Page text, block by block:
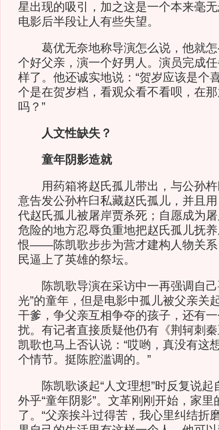
星出现的吸引，加之这是一个本来毫
电影后半段让人有些失望。
葛优无奈地称导演怎么说，他就怎
个好父亲，演一个好男人。演员完成
样了。他还诚实地说：“贺岁应该是个
个是在贺岁档，看观众看不看呗，在
吗？”
人文性缺失？
童年阴影造就
用药箱将赵氏孤儿带出，与公孙杵
意告发公孙杵臼私藏赵氏孤儿，并且
代赵氏孤儿被屠岸贾杀死；自愿成为
危险的地方忍辱负重地把赵氏孤儿抚
恨——陈凯歌步步为营才建构人物关系
民逼上了英雄的祭坛。
陈凯歌导演在采访中一再强调自己
光”的童年，但是电影中孤儿被父亲关
干爹，争父亲互相争夺的孩子，还有一
扰。有记者直接质疑他仍有《荆轲刺
凯歌也马上否认说：“哎哟，真没有这
个情节。挺陈腔滥调的。”
陈凯歌谈起“人文理想”时反复说起
外乎“童年阴影”。文革刚刚开始，家
了。“父亲挨斗过得苦，我心里纠结折